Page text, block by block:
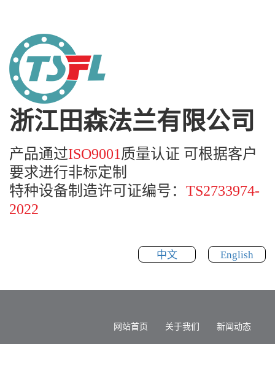
浙江田森法兰有限公司
产品通过ISO9001 质量认证 可根据客户
要求进行非标定制
特种设备制造许可证编号： TS2733974-
2022
中文 English
网站首页 关于我们 新闻动态